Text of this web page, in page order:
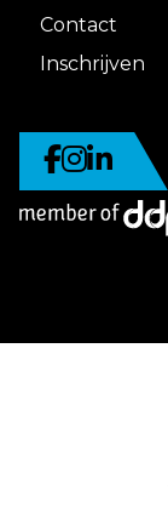
Contact
Inschrijven